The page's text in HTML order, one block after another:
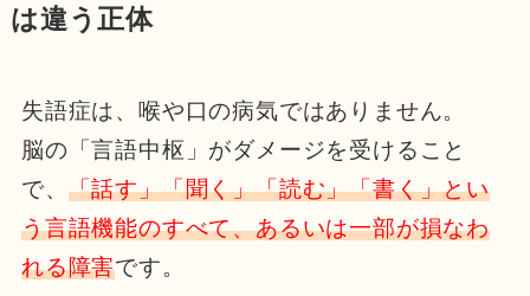
は違う正体
失語症は、喉や口の病気ではありません。
脳の「言語中枢」がダメージを受けること
で、 「話す」「聞く」「読む」「書く」とい
う言語機能のすべて、あるいは一部が損なわ
れる障害です。